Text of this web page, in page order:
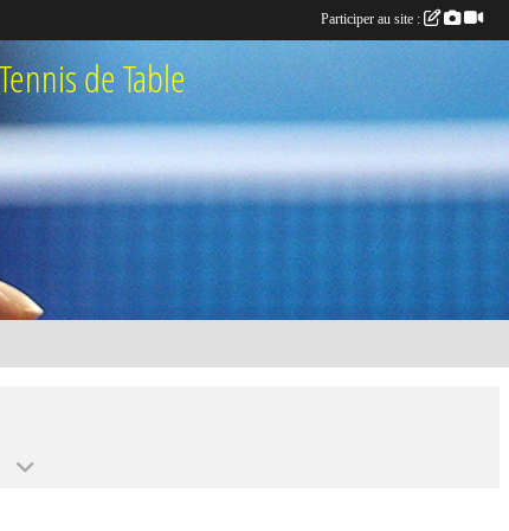
de Table
Participer au site :